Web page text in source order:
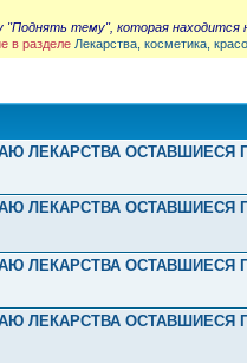
"Поднять тему", которая
в разделе Лекарства, косметика,
ЛЕКАРСТВА ОСТАВШИЕСЯ
ЛЕКАРСТВА ОСТАВШИЕСЯ
ЛЕКАРСТВА ОСТАВШИЕСЯ
ЛЕКАРСТВА ОСТАВШИЕСЯ